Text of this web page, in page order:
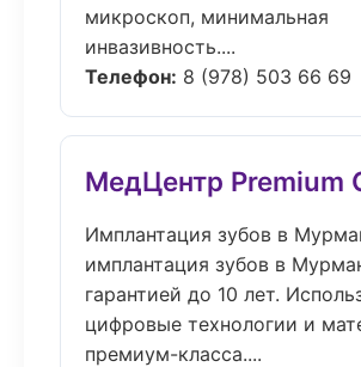
микроскоп, минимальная
инвазивность....
Телефон: 8 (978) 503 66 69
МедЦентр Premium
Имплантация зубов в
имплантация зубов в
гарантией до 10 лет.
цифровые технологии и
премиум-класса....